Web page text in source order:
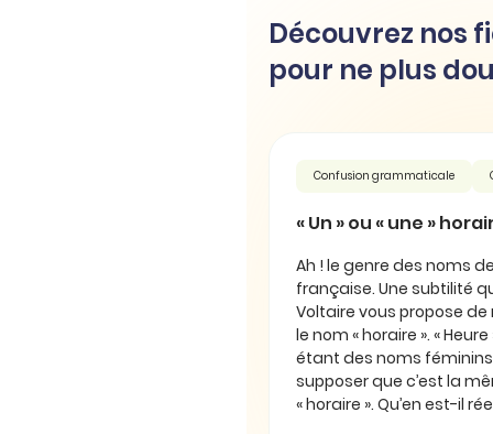
Découvrez nos
pour ne plus
Confusion grammaticale
« Un » ou « une »
Ah ! le genre des noms
française. Une subtilité
Voltaire vous propose de
le nom « horaire ». « Heure
étant des noms
supposer que c’est la
« horaire ». Qu’en est-il